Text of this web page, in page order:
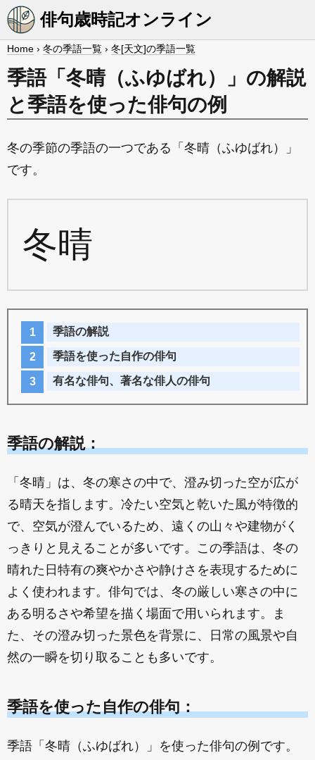
俳句歳時記オンライン
Home › 冬の季語一覧 › 冬[天文]の季語一覧
季語「冬晴（ふゆばれ）」の解説
と季語を使った俳句の例
冬の季節の季語の一つである「冬晴（ふゆばれ）」
です。
冬晴
季語の解説
季語を使った自作の俳句
有名な俳句、著名な俳人の俳句
季語の解説：
「冬晴」は、冬の寒さの中で、澄み切った空が広が
る晴天を指します。冷たい空気と乾いた風が特徴的
で、空気が澄んでいるため、遠くの山々や建物がく
っきりと見えることが多いです。この季語は、冬の
晴れた日特有の爽やかさや静けさを表現するために
よく使われます。俳句では、冬の厳しい寒さの中に
ある明るさや希望を描く場面で用いられます。ま
た、その澄み切った景色を背景に、日常の風景や自
然の一瞬を切り取ることも多いです。
季語を使った自作の俳句：
季語「冬晴（ふゆばれ）」を使った俳句の例です。